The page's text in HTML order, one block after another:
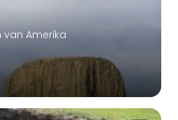
van Amerika